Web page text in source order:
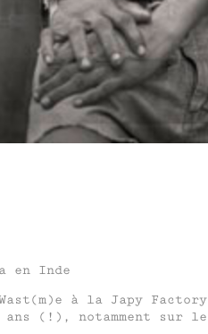
en Inde
à la Japy
(!), notamment sur